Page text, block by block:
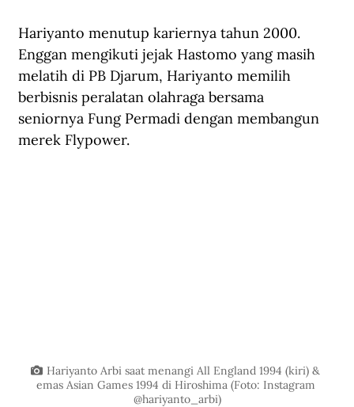
Hariyanto menutup kariernya tahun 2000.
Enggan mengikuti jejak Hastomo yang masih
melatih di PB Djarum, Hariyanto memilih
berbisnis peralatan olahraga bersama
seniornya Fung Permadi dengan membangun
merek Flypower.
Hariyanto Arbi saat menangi All England 1994 (kiri) &
emas Asian Games 1994 di Hiroshima (Foto: Instagram
@hariyanto_arbi)